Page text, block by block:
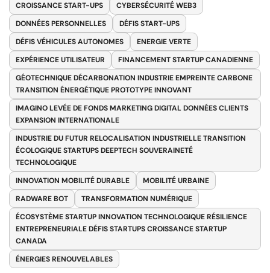
CROISSANCE START-UPS
CYBERSÉCURITÉ WEB3
DONNÉES PERSONNELLES
DÉFIS START-UPS
DÉFIS VÉHICULES AUTONOMES
ENERGIE VERTE
EXPÉRIENCE UTILISATEUR
FINANCEMENT STARTUP CANADIENNE
GÉOTECHNIQUE DÉCARBONATION INDUSTRIE EMPREINTE CARBONE
TRANSITION ÉNERGÉTIQUE PROTOTYPE INNOVANT
IMAGINO LEVÉE DE FONDS MARKETING DIGITAL DONNÉES CLIENTS
EXPANSION INTERNATIONALE
INDUSTRIE DU FUTUR RELOCALISATION INDUSTRIELLE TRANSITION
ÉCOLOGIQUE STARTUPS DEEPTECH SOUVERAINETÉ
TECHNOLOGIQUE
INNOVATION MOBILITÉ DURABLE
MOBILITÉ URBAINE
RADWARE BOT
TRANSFORMATION NUMÉRIQUE
ÉCOSYSTÈME STARTUP INNOVATION TECHNOLOGIQUE RÉSILIENCE
ENTREPRENEURIALE DÉFIS STARTUPS CROISSANCE STARTUP
CANADA
ÉNERGIES RENOUVELABLES